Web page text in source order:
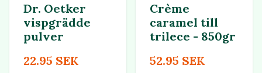
Dr. Oetker
vispgrädde
pulver
22.95 SEK
Crème
caramel till
trilece - 850gr
52.95 SEK